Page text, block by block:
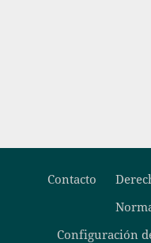
Contacto
Configuración